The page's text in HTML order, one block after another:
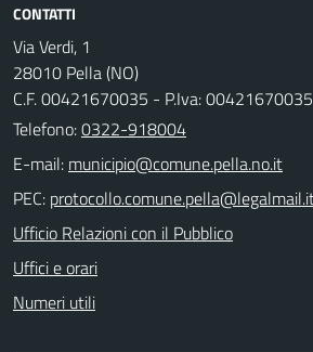
CONTATTI
Via Verdi, 1
28010 Pella (NO)
C.F. 00421670035 - P.Iva: 00421670035
Telefono:0322-918004
E-mail:
PEC:
Ufficio Relazioni con il Pubblico
Uffici e orari
Numeri utili